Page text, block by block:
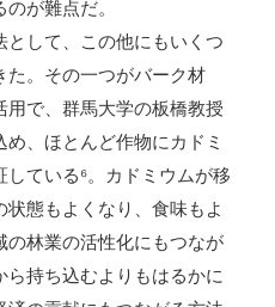
が難点だ。
して、この他にもいくつ
た。その一つがバーク材
用で、群馬大学の板橋教授
、ほとんど作物にカドミ
ている⁶。カドミウムが移
態もよくなり、食味もよ
の林業の活性化にもつなが
ら持ち込むよりもはるかに